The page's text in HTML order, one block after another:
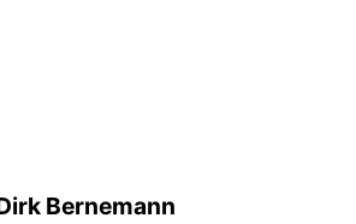
Bernemann